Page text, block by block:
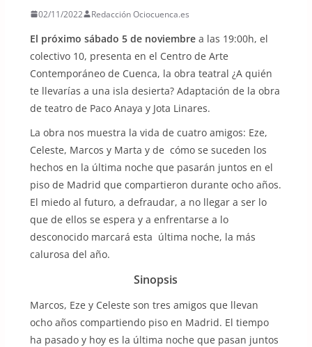
02/11/2022 Redacción Ociocuenca.es
El próximo sábado 5 de noviembre a las 19:00h, el
colectivo 10, presenta en el Centro de Arte
Contemporáneo de Cuenca, la obra teatral ¿A quién
te llevarías a una isla desierta? Adaptación de la obra
de teatro de Paco Anaya y Jota Linares.
La obra nos muestra la vida de cuatro amigos: Eze,
Celeste, Marcos y Marta y de cómo se suceden los
hechos en la última noche que pasarán juntos en el
piso de Madrid que compartieron durante ocho años.
El miedo al futuro, a defraudar, a no llegar a ser lo
que de ellos se espera y a enfrentarse a lo
desconocido marcará esta última noche, la más
calurosa del año.
Sinopsis
Marcos, Eze y Celeste son tres amigos que llevan
ocho años compartiendo piso en Madrid. El tiempo
ha pasado y hoy es la última noche que pasan juntos